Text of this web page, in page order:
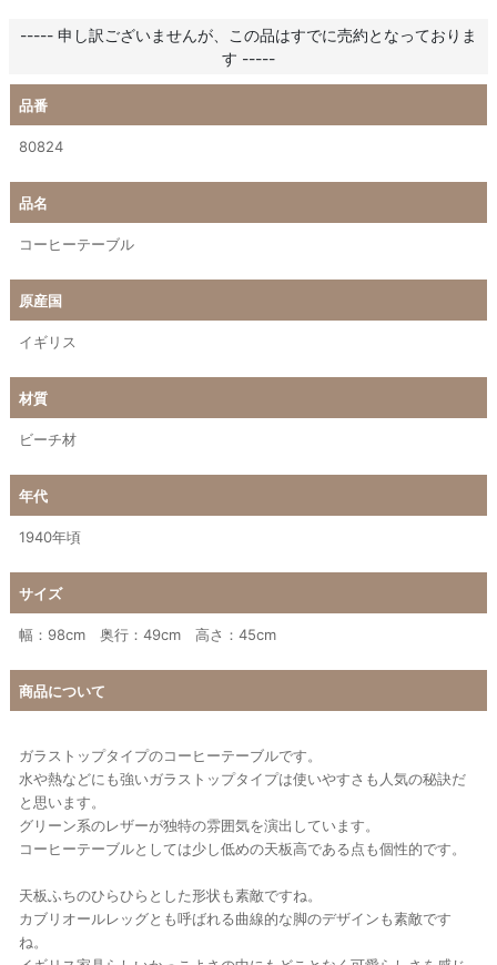
----- 申し訳ございませんが、この品はすでに売約となっておりま
す -----
品番
80824
品名
コーヒーテーブル
原産国
イギリス
材質
ビーチ材
年代
1940年頃
サイズ
幅：98cm 奥行：49cm 高さ：45cm
商品について
ガラストップタイプのコーヒーテーブルです。
水や熱などにも強いガラストップタイプは使いやすさも人気の秘訣だ
と思います。
グリーン系のレザーが独特の雰囲気を演出しています。
コーヒーテーブルとしては少し低めの天板高である点も個性的です。
天板ふちのひらひらとした形状も素敵ですね。
カブリオールレッグとも呼ばれる曲線的な脚のデザインも素敵です
ね。